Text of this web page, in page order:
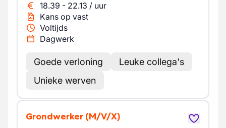
18.39 - 22.13 / uur
Kans op vast
Voltijds
Dagwerk
Goede verloning
Leuke collega's
Unieke werven
Grondwerker (M/V/X)